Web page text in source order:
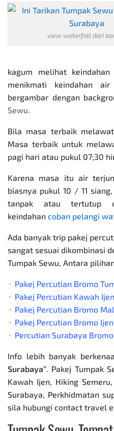
view waterfall dari
kagum melihat
menikmati keindahan
bergambar dengan
Sewu.
Bila masa terbaik
Masa terbaik untuk
pagi hari atau pukul 07;30
Karena masa itu air
biasnya pukul 10 / 11
tanpak atau tertutup
keindahan coban pelangi
Ada banyak trip pakej
sangat sesuai dikombinasi
Tumpak Sewu, Antara
⬞ Pakej Percutian Bromo
⬞ Pakej Percutian Kawah
⬞ Pakej Percutian Bromo
⬞ Pakej Percutian Bromo
⬞ Percutian Surabaya
Info lebih banyak
Surabaya”. Pakej Tumpak
Kawah Ijen, Hiking
Surabaya, Perkhidmatan
sila hubungi contact travel